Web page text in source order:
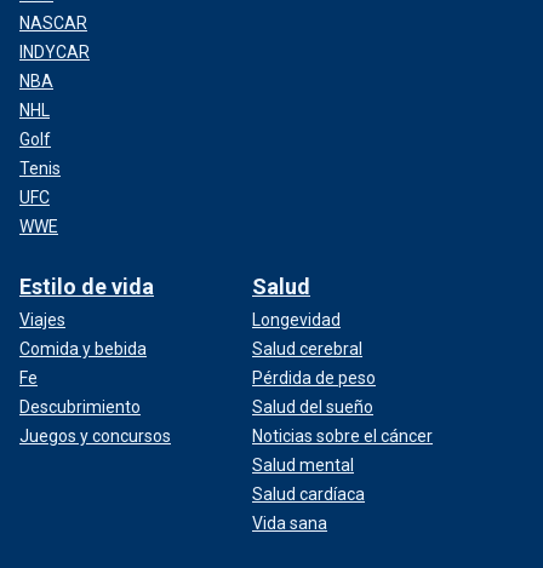
NASCAR
INDYCAR
NBA
NHL
Golf
Tenis
UFC
WWE
Estilo de vida
Viajes
Comida y bebida
Fe
Descubrimiento
Juegos y concursos
Salud
Longevidad
Salud cerebral
Pérdida de peso
Salud del sueño
Noticias sobre el cáncer
Salud mental
Salud cardíaca
Vida sana